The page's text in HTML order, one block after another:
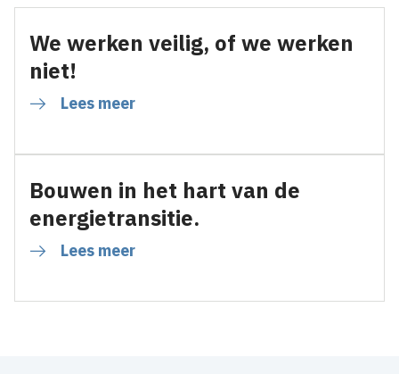
We werken veilig, of we werken
niet!
Lees meer
Bouwen in het hart van de
energietransitie.
Lees meer